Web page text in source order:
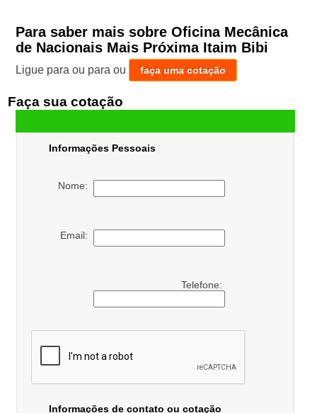
Para saber mais sobre Oficina Mecânica
de Nacionais Mais Próxima Itaim Bibi
Ligue para ou para ou faça uma cotação
Faça sua cotação
Informações Pessoais
Nome:
Email:
Telefone:
Informações de contato ou cotação